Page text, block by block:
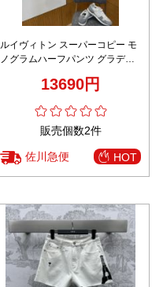
ルイヴィトン スーパーコピー モ
ノグラムハーフパンツ グラデー
13690円
販売個数2件
佐川急便 HOT